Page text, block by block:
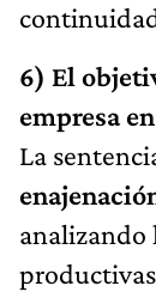
6) El
empresa
La
analizando